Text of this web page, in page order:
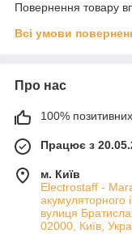
Повернення товару
Всі умови
Про нас
100% позитивних
Працює з
м. Київ
Electrostaff -
акумуляторного
вулиця
02000, Київ,